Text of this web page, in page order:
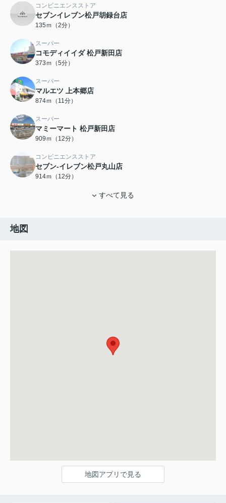
コンビニエンスストア
セブンイレブン松戸胡録台店
135ｍ（2分）
スーパー
コモディイイダ 松戸新田店
373ｍ（5分）
スーパー
マルエツ 上本郷店
874ｍ（11分）
スーパー
マミーマート 松戸新田店
909ｍ（12分）
コンビニエンスストア
セブン-イレブン松戸丸山店
914ｍ（12分）
すべて見る
地図
地図アプリで見る